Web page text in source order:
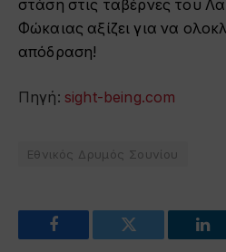
στάση στις ταβέρνες του
Φώκαιας αξίζει για να
απόδραση!
Πηγή: sight-being.com
Εθνικός Δρυμός Σουνίου
Facebook Twitter